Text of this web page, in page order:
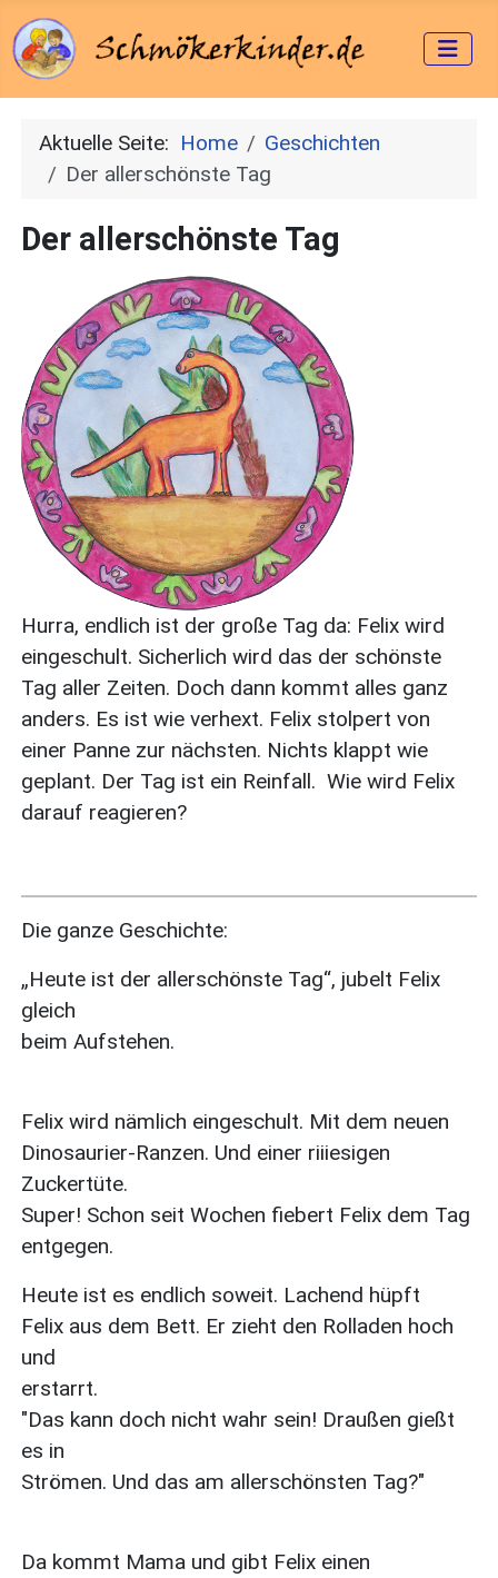
Aktuelle Seite: Home
Geschichten
Der allerschönste Tag
Der allerschönste Tag
Hurra, endlich ist der große Tag da: Felix wird
eingeschult. Sicherlich wird das der schönste
Tag aller Zeiten. Doch dann kommt alles ganz
anders. Es ist wie verhext. Felix stolpert von
einer Panne zur nächsten. Nichts klappt wie
geplant. Der Tag ist ein Reinfall. Wie wird Felix
darauf reagieren?
Die ganze Geschichte:
„Heute ist der allerschönste Tag“, jubelt Felix
gleich
beim Aufstehen.
Felix wird nämlich eingeschult. Mit dem neuen
Dinosaurier-Ranzen. Und einer riiiesigen
Zuckertüte.
Super! Schon seit Wochen fiebert Felix dem Tag
entgegen.
Heute ist es endlich soweit. Lachend hüpft
Felix aus dem Bett. Er zieht den Rolladen hoch
und
erstarrt.
"Das kann doch nicht wahr sein! Draußen gießt
es in
Strömen. Und das am allerschönsten Tag?"
Da kommt Mama und gibt Felix einen